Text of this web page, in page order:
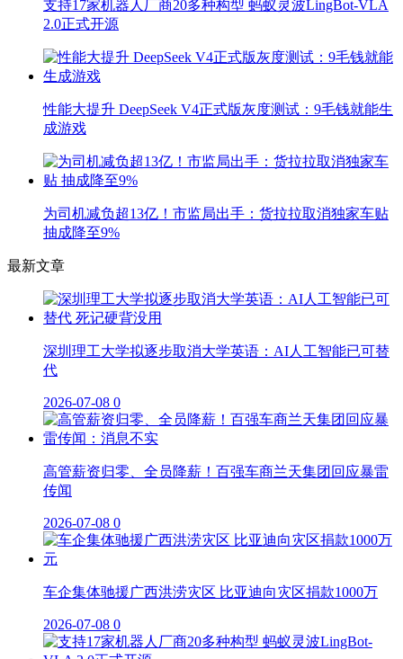
支持17家机器人厂商20多种构型 蚂蚁灵波LingBot-VLA
2.0正式开源
性能大提升 DeepSeek V4正式版灰度测试：9毛钱就能生
成游戏
为司机减负超13亿！市监局出手：货拉拉取消独家车贴
抽成降至9%
最新文章
深圳理工大学拟逐步取消大学英语：AI人工智能已可替
代
2026-07-08 0
高管薪资归零、全员降薪！百强车商兰天集团回应暴雷
传闻
2026-07-08 0
车企集体驰援广西洪涝灾区 比亚迪向灾区捐款1000万
2026-07-08 0